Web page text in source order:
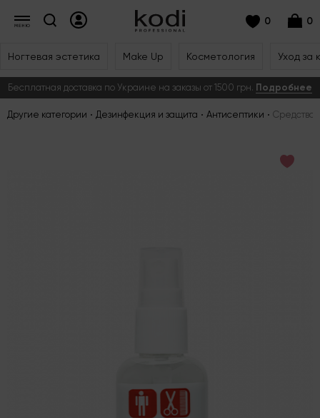
0 0
Ногтевая эстетика Make Up Косметология Уход за
Бесплатная доставка по Украине на заказы от 1500 грн. Подробнее
Другие категории Дезинфекция и защита Антисептики Средство